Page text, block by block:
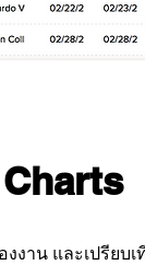
น และเปรียบเ